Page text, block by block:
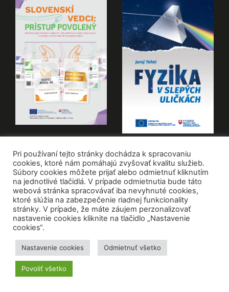
VŠETKY PUBLIKÁCIE
© CVTI SR Zásady ochrany osobných údajov
Vyhlásenie o prístupnosti Mapa stránky RSS
Pri používaní tejto stránky dochádza k spracovaniu
cookies, ktoré nám pomáhajú zvyšovať kvalitu služieb.
Súbory cookies môžete prijať alebo odmietnuť kliknutím
na jednotlivé tlačidlá. V prípade odmietnutia bude táto
webová stránka spracovávať iba nevyhnuté cookies,
ktoré slúžia na zabezpečenie riadnej funkcionality
stránky. V prípade, že máte záujem perzonalizovať
nastavenie cookies kliknite na tlačidlo „Nastavenie
cookies“.
Nastavenie cookies Odmietnuť všetko
Povoliť všetko